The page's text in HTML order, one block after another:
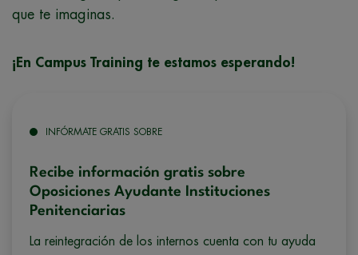
que te imaginas.
¡En Campus Training te estamos esperando!
INFÓRMATE GRATIS SOBRE
Recibe información gratis sobre
Oposiciones Ayudante Instituciones
Penitenciarias
La reintegración de los internos cuenta con tu ayuda